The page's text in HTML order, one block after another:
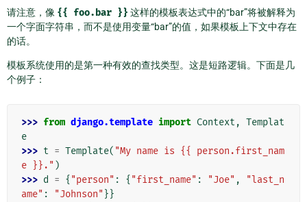
请注意，像 {{ foo.bar }} 这样的模板表达式中的“bar”将被解释为
一个字面字符串，而不是使用变量“bar”的值，如果模板上下文中存在
的话。
模板系统使用的是第一种有效的查找类型。这是短路逻辑。下面是几
个例子：
>>> from django.template import Context , Templat
e
>>> t = Template( "My name is {{ person.first_nam
e }}." )
>>> d = { "person" : { "first_name" : "Joe" ,
"last_n
ame" : "Johnson" }}